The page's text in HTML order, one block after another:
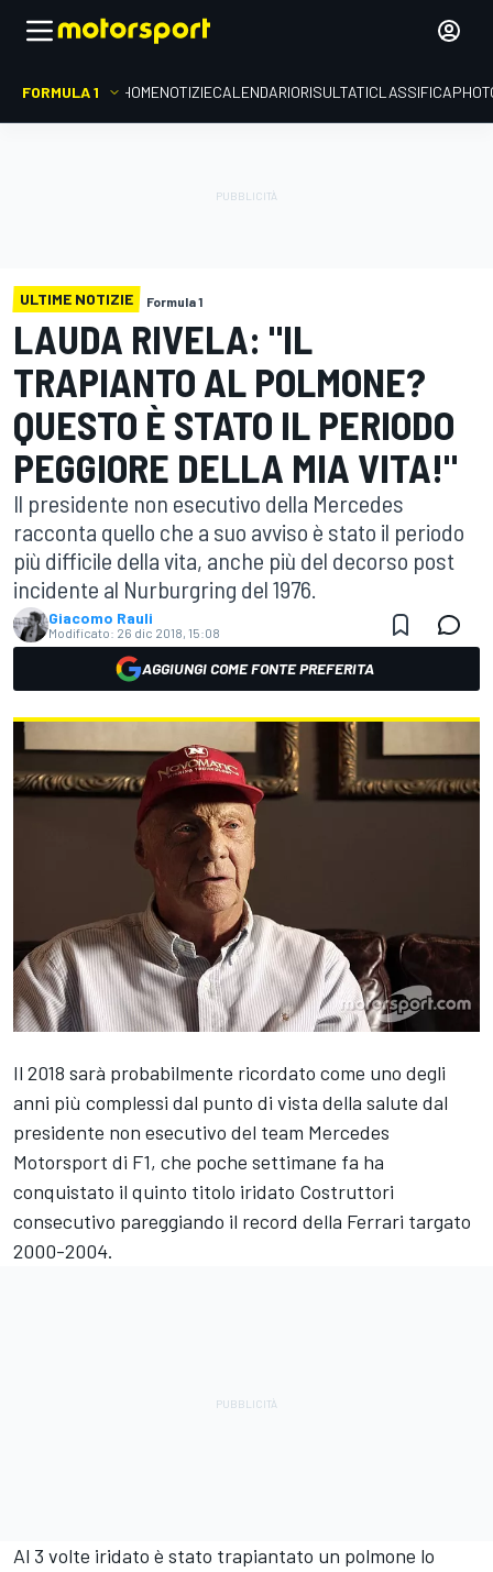
FORMULA 1 HOMENOTIZIECALENDARIORISULTATICLASSIFICA
ULTIME NOTIZIE Formula 1
LAUDA RIVELA: "IL
TRAPIANTO AL POLMONE?
QUESTO È STATO IL PERIODO
PEGGIORE DELLA MIA VITA!"
Il presidente non esecutivo della Mercedes
racconta quello che a suo avviso è stato il periodo
più difficile della vita, anche più del decorso post
incidente al Nurburgring del 1976.
Giacomo Rauli
Modificato: 26 dic 2018, 15:08
AGGIUNGI COME FONTE PREFERITA
Il 2018 sarà probabilmente ricordato come uno degli
anni più complessi dal punto di vista della salute dal
presidente non esecutivo del team Mercedes
Motorsport di F1, che poche settimane fa ha
conquistato il quinto titolo iridato Costruttori
consecutivo pareggiando il record della Ferrari targato
2000-2004.
Al 3 volte iridato è stato trapiantato un polmone lo